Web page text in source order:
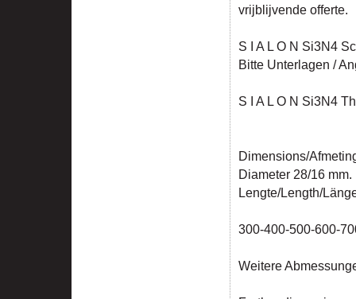
vrijblijvende offerte.
S I A L O N Si3N4
Bitte Unterlagen /
S I A L O N Si3N4
Dimensions/
Diameter 28/16 mm.
Lengte/Length/
300-400-500-600-
Weitere